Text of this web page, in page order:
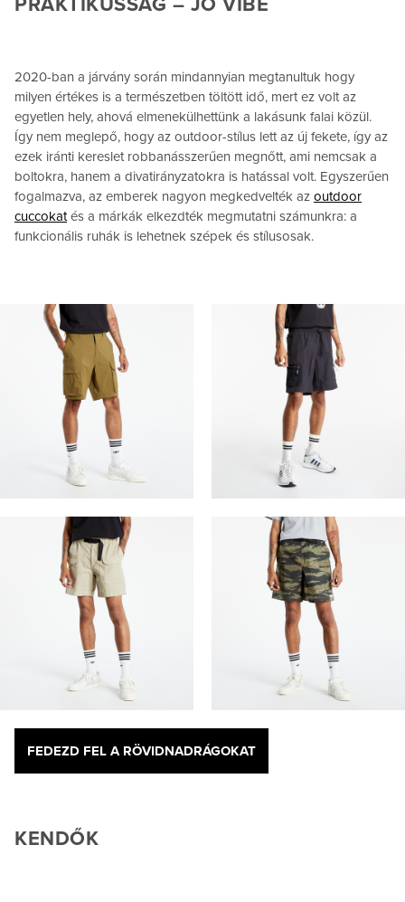
2020-ban a járvány során mindannyian megtanultuk hogy
milyen értékes is a természetben töltött idő, mert ez volt az
egyetlen hely, ahová elmenekülhettünk a lakásunk falai közül.
Így nem meglepő, hogy az outdoor-stílus lett az új fekete, így az
ezek iránti kereslet robbanásszerűen megnőtt, ami nemcsak a
boltokra, hanem a divatirányzatokra is hatással volt. Egyszerűen
fogalmazva, az emberek nagyon megkedvelték az outdoor
cuccokatés a márkák elkezdték megmutatni számunkra: a
funkcionális ruhák is lehetnek szépek és stílusosak.
FEDEZD FEL A RÖVIDNADRÁGOKAT
KENDŐK